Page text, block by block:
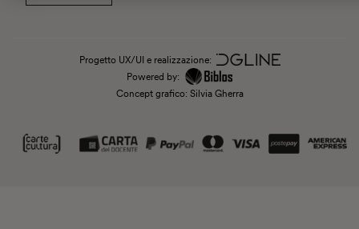
Progetto UX/UI e realizzazione:
Powered by:
Concept grafico: Silvia Gherra